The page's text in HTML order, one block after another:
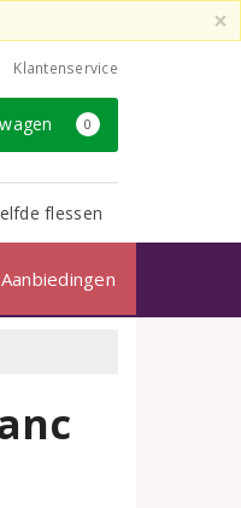
×
Klantenservice
0
flessen
Aanbiedingen